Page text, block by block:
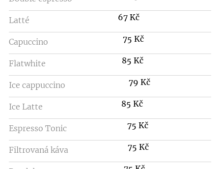
Latté 67 Kč
Capuccino 75 Kč
Flatwhite 85 Kč
Ice cappuccino 79 Kč
Ice Latte 85 Kč
Espresso Tonic 75 Kč
Filtrovaná káva 75 Kč